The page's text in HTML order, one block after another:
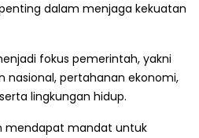
dalam menjaga kekuatan
fokus pemerintah, yakni
nasional, pertahanan ekonomi,
lingkungan hidup.
mendapat mandat untuk